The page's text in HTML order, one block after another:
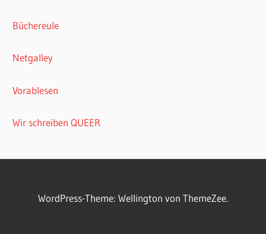
Büchereule
Netgalley
Vorablesen
Wir schreiben QUEER
WordPress-Theme: Wellington von ThemeZee.